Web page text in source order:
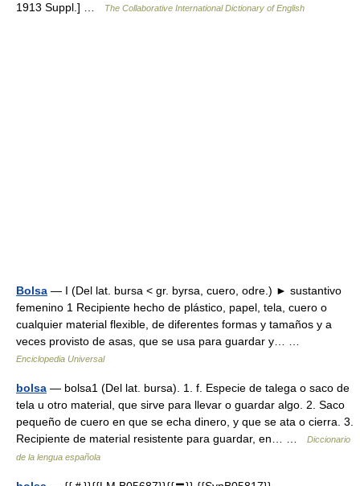
1913 Suppl.] …
The Collaborative International Dictionary of English
Bolsa — I (Del lat. bursa < gr. byrsa, cuero, odre.) ► sustantivo
femenino 1 Recipiente hecho de plástico, papel, tela, cuero o
cualquier material flexible, de diferentes formas y tamaños y a
veces provisto de asas, que se usa para guardar y… …
Enciclopedia Universal
bolsa — bolsa1 (Del lat. bursa). 1. f. Especie de talega o saco de
tela u otro material, que sirve para llevar o guardar algo. 2. Saco
pequeño de cuero en que se echa dinero, y que se ata o cierra. 3.
Recipiente de material resistente para guardar, en… …
Diccionario
de la lengua española